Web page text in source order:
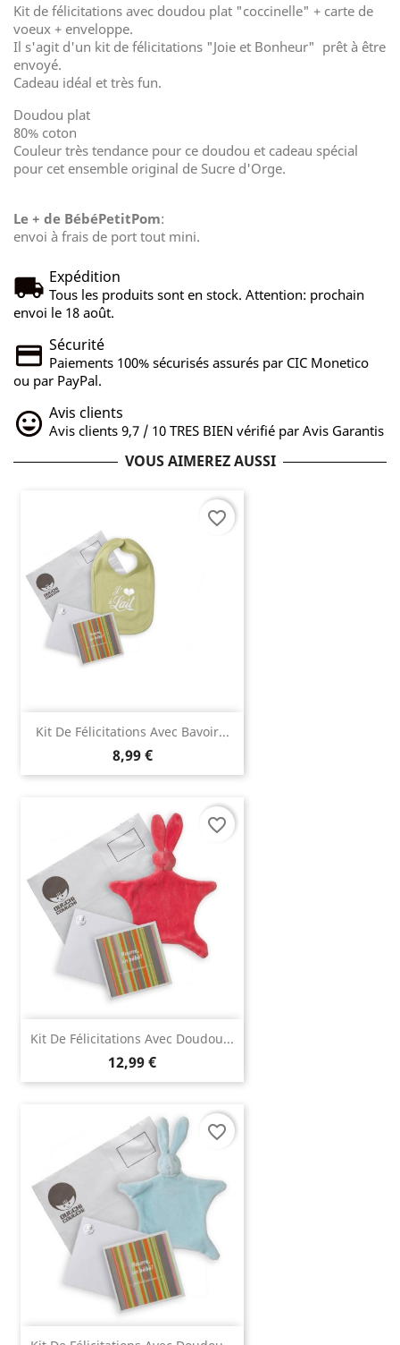
Kit de félicitations avec doudou plat "coccinelle" + carte de
voeux + enveloppe.
Il s'agit d'un kit de félicitations "Joie et Bonheur" prêt à être
envoyé.
Cadeau idéal et très fun.
Doudou plat
80% coton
Couleur très tendance pour ce doudou et cadeau spécial
pour cet ensemble original de Sucre d'Orge.
Le + de BébéPetitPom:
envoi à frais de port tout mini.
Expédition
Tous les produits sont en stock. Attention: prochain
envoi le 18 août.
Sécurité
Paiements 100% sécurisés assurés par CIC Monetico
ou par PayPal.
Avis clients
Avis clients 9,7 / 10 TRES BIEN vérifié par Avis Garantis
VOUS AIMEREZ AUSSI
Kit De Félicitations Avec Bavoir...
8,99 €
favorite_border
Kit De Félicitations Avec Doudou...
12,99 €
favorite_border
favorite_border